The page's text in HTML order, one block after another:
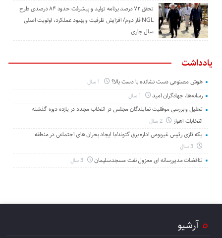
تحقق ۷۲ درصد برنامه تولید و پیشرفت حدود ۸۴ درصدی طرح
NGL فاز دوم/ افزایش ظرفیت و بهبود عملکرد، اولویت اصلی
سال جاری
یادداشت
هوش مصنوعی دست نشانده یا دست بالا؟
رسانه‌ها، جهادگران امید
تحلیل و بررسی موفقیت نمایندگان مجلس در انتخاب مجدد در یازده دوره گذشته
انتخابات اهواز
2 سال
یکه تازی رئیس غیربومی اداره برق گتوند/با ایجاد بحران های اجتماعی در منطقه
3 سال
تناقضات مدیررسانه ای معزول نفت مسجدسلیمان 3 سال
آرشیو